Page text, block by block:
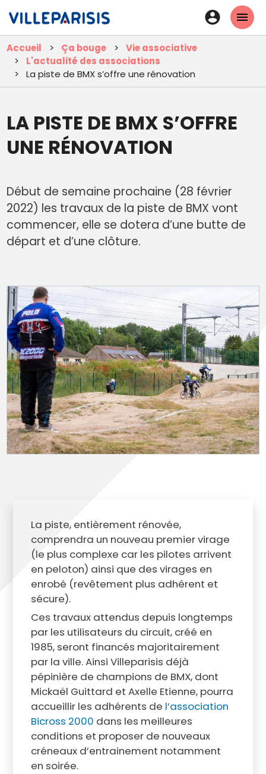
contenu
principal
En-
tête
Accueil Ça bouge
Vie associative
L'actualité des associations
La piste de BMX s’offre une rénovation
LA PISTE DE BMX S’OFFRE
UNE RÉNOVATION
Début de semaine prochaine (28 février
2022) les travaux de la piste de BMX vont
commencer, elle se dotera d’une butte de
départ et d’une clôture.
La piste, entièrement rénovée,
comprendra un nouveau premier virage
(le plus complexe car les pilotes arrivent
en peloton) ainsi que des virages en
enrobé (revêtement plus adhérent et
sécure).
Ces travaux attendus depuis longtemps
par les utilisateurs du circuit, créé en
1985, seront financés majoritairement
par la ville. Ainsi Villeparisis déjà
pépinière de champions de BMX, dont
Mickaël Guittard et Axelle Etienne, pourra
accueillir les adhérents de l’association
Bicross 2000 dans les meilleures
conditions et proposer de nouveaux
créneaux d’entrainement notamment
en soirée.